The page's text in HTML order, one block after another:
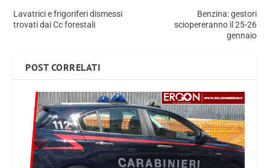
Lavatrici e frigoriferi dismessi
trovati dai Cc forestali
Benzina: gestori
sciopereranno il 25-26
gennaio
POST CORRELATI